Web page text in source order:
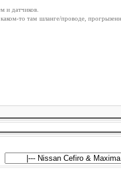
и датчиков.
то там шланге/проводе,